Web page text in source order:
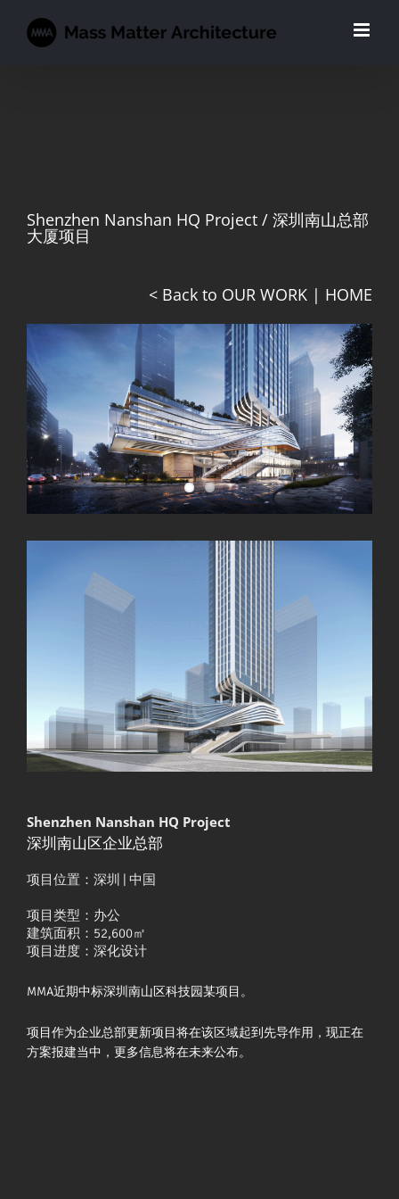
Shenzhen Nanshan HQ Project / 深圳南山总部
大厦项目
< Back to OUR WORK | HOME
Shenzhen Nanshan HQ Project
深圳南山区企业总部
项目位置 ：深圳 | 中国
项目类型：办公
建筑面积：52,600㎡
项目进度：深化设计
MMA近期中标深圳南山区科技园某项目。
项目作为企业总部更新项目将在该区域起到先导作用，现正在
方案报建当中，更多信息将在未来公布。